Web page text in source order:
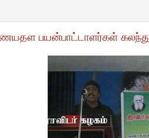
பயன்பாட்டாளர்கள்